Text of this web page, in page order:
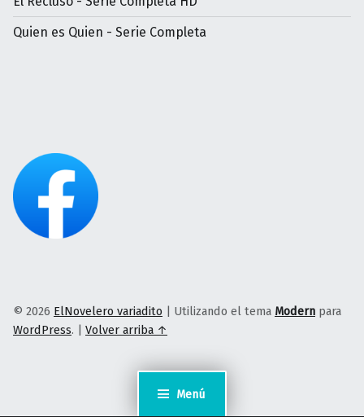
Menú
Quien es Quien - Serie Completa
© 2026 ElNovelero variadito | Utilizando el tema Modern para
WordPress. | Volver arriba ↑